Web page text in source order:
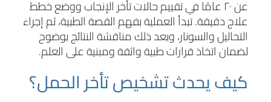
عن ٢٠ عامًا في تقييم حالات تأخر الإنجاب ووضع خطط
علاج دقيقة. تبدأ العملية بفهم القصة الطبية، ثم إجراء
التحاليل والسونار، وبعد ذلك مناقشة النتائج بوضوح
لضمان اتخاذ قرارات طبية واثقة ومبنية على العلم.
كيف يحدث تشخيص تأخر الحمل؟